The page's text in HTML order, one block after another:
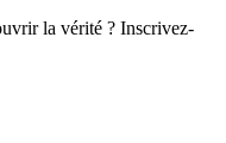
la vérité ? Inscrivez-